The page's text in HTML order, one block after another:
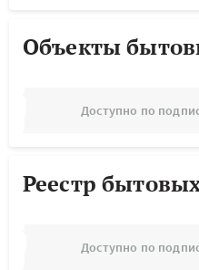
Объекты
Доступно по
Реестр
Доступно по